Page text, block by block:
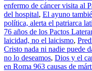
enfermo de cáncer visita al
del hospital, El ayuno
política, alerta el patriarca
76 años de los Pactos
laicidad, no el laicismo,
Cristo nada ni nadie puede
no lo deseamos, Dios y el
en Roma 963 causas de